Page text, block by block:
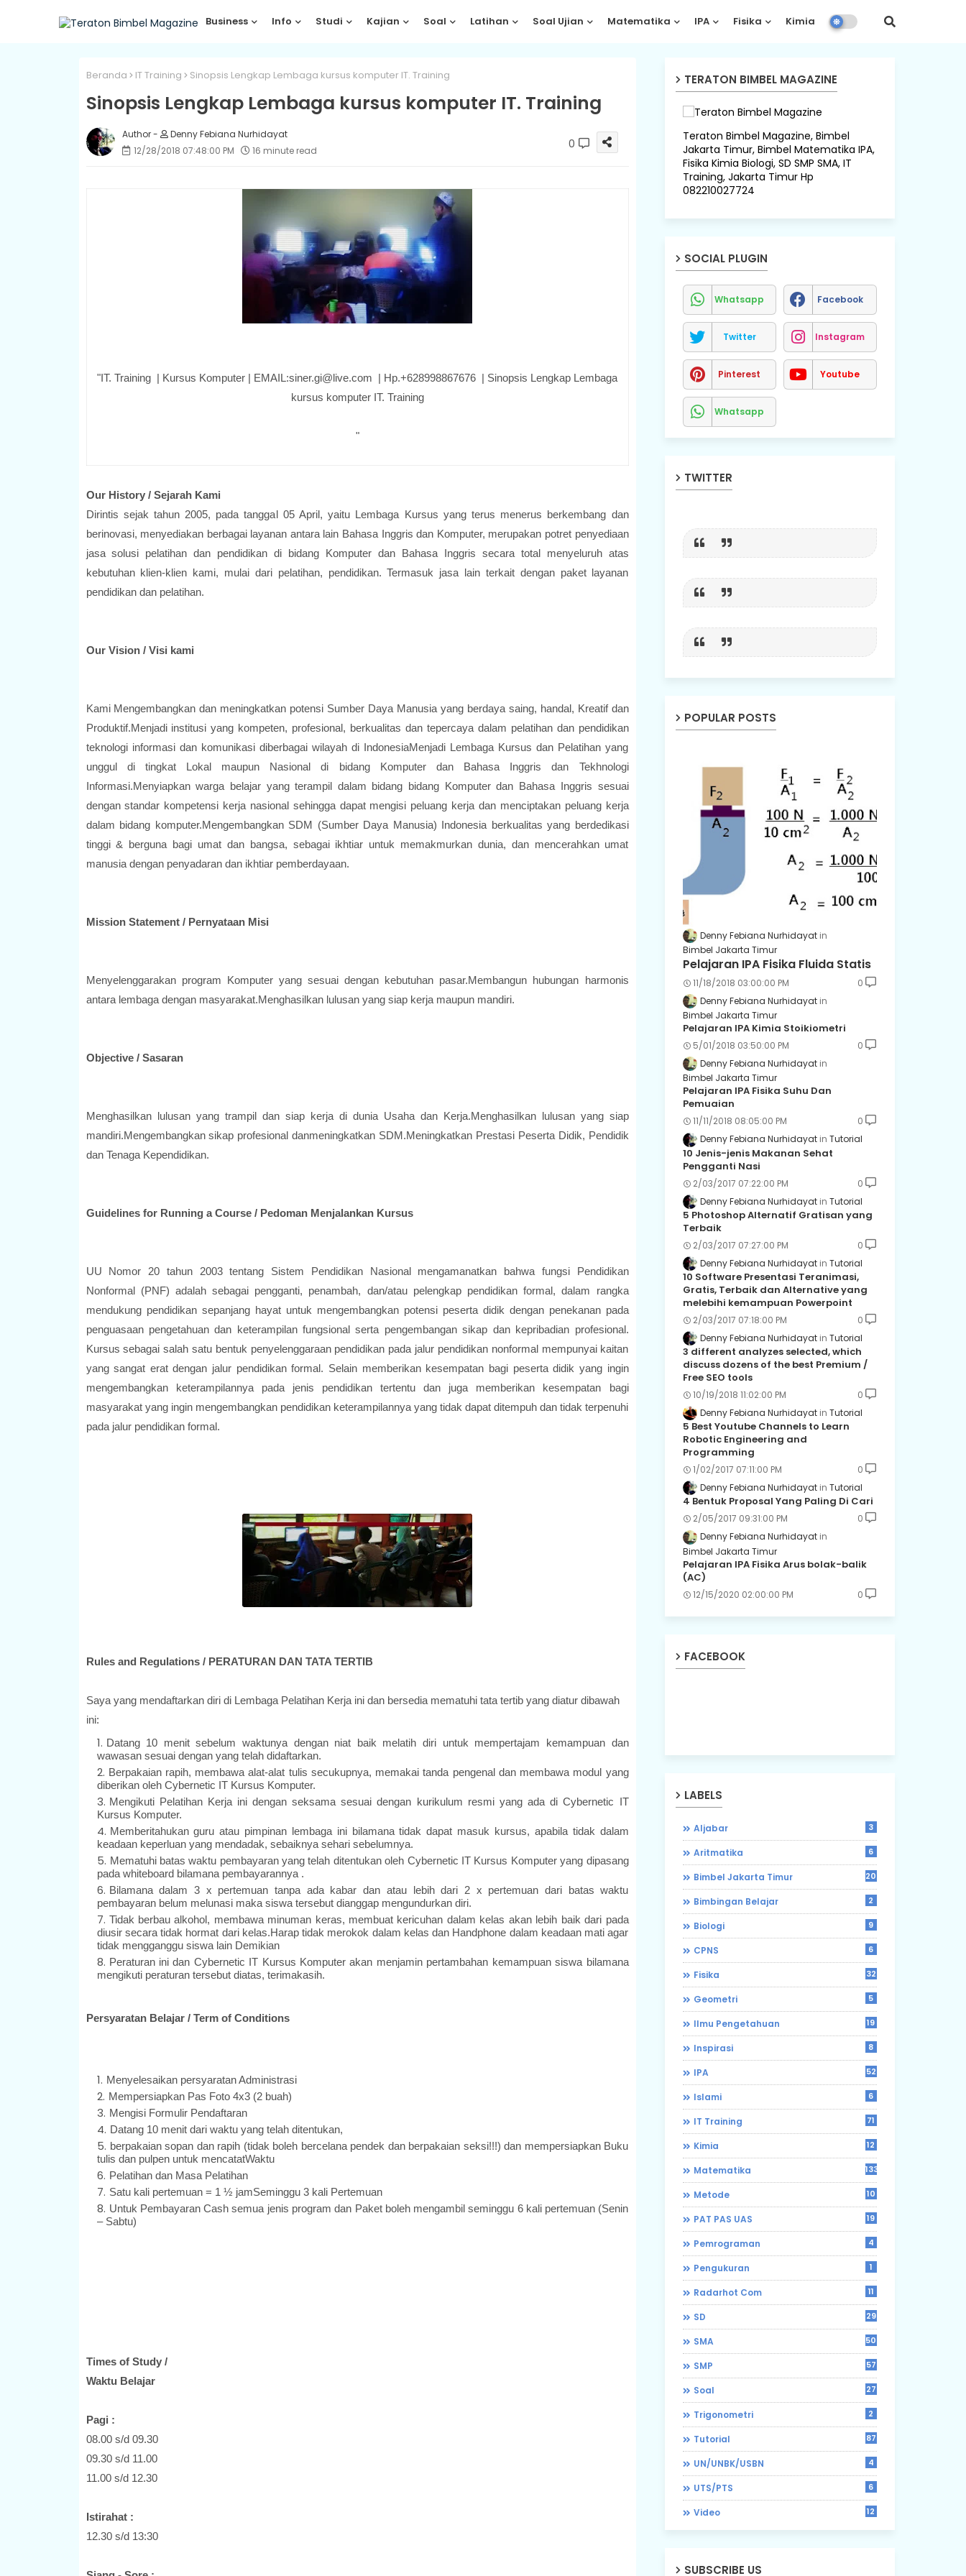
Business Info Studi Kajian Soal Latihan Soal Ujian Matematika IPA Fisika Kimia Biologi
Beranda IT Training Sinopsis Lengkap Lembaga kursus komputer IT. Training
Sinopsis Lengkap Lembaga kursus komputer IT. Training
Denny Febiana Nurhidayat
12/28/2018 07:48:00 PM
16 minute read 0
"IT. Training | Kursus Komputer | EMAIL:siner.gi@live.com | Hp.+628998867676 | Sinopsis Lengkap Lembaga
kursus komputer IT. Training
"
Our History / Sejarah Kami
Dirintis sejak tahun 2005, pada tanggal 05 April, yaitu Lembaga Kursus yang terus menerus berkembang dan
berinovasi, menyediakan berbagai layanan antara lain Bahasa Inggris dan Komputer, merupakan potret penyediaan
jasa solusi pelatihan dan pendidikan di bidang Komputer dan Bahasa Inggris secara total menyeluruh atas
kebutuhan klien-klien kami, mulai dari pelatihan, pendidikan. Termasuk jasa lain terkait dengan paket layanan
pendidikan dan pelatihan.
Our Vision / Visi kami
Kami Mengembangkan dan meningkatkan potensi Sumber Daya Manusia yang berdaya saing, handal, Kreatif dan
Produktif.Menjadi institusi yang kompeten, profesional, berkualitas dan tepercaya dalam pelatihan dan pendidikan
teknologi informasi dan komunikasi diberbagai wilayah di IndonesiaMenjadi Lembaga Kursus dan Pelatihan yang
unggul di tingkat Lokal maupun Nasional di bidang Komputer dan Bahasa Inggris dan Tekhnologi
Informasi.Menyiapkan warga belajar yang terampil dalam bidang bidang Komputer dan Bahasa Inggris sesuai
dengan standar kompetensi kerja nasional sehingga dapat mengisi peluang kerja dan menciptakan peluang kerja
dalam bidang komputer.Mengembangkan SDM (Sumber Daya Manusia) Indonesia berkualitas yang berdedikasi
tinggi & berguna bagi umat dan bangsa, sebagai ikhtiar untuk memakmurkan dunia, dan mencerahkan umat
manusia dengan penyadaran dan ikhtiar pemberdayaan.
Mission Statement / Pernyataan Misi
Menyelenggarakan program Komputer yang sesuai dengan kebutuhan pasar.Membangun hubungan harmonis
antara lembaga dengan masyarakat.Menghasilkan lulusan yang siap kerja maupun mandiri.
Objective / Sasaran
Menghasilkan lulusan yang trampil dan siap kerja di dunia Usaha dan Kerja.Menghasilkan lulusan yang siap
mandiri.Mengembangkan sikap profesional danmeningkatkan SDM.Meningkatkan Prestasi Peserta Didik, Pendidik
dan Tenaga Kependidikan.
Guidelines for Running a Course / Pedoman Menjalankan Kursus
UU Nomor 20 tahun 2003 tentang Sistem Pendidikan Nasional mengamanatkan bahwa fungsi Pendidikan
Nonformal (PNF) adalah sebagai pengganti, penambah, dan/atau pelengkap pendidikan formal, dalam rangka
mendukung pendidikan sepanjang hayat untuk mengembangkan potensi peserta didik dengan penekanan pada
penguasaan pengetahuan dan keterampilan fungsional serta pengembangan sikap dan kepribadian profesional.
Kursus sebagai salah satu bentuk penyelenggaraan pendidikan pada jalur pendidikan nonformal mempunyai kaitan
yang sangat erat dengan jalur pendidikan formal. Selain memberikan kesempatan bagi peserta didik yang ingin
mengembangkan keterampilannya pada jenis pendidikan tertentu dan juga memberikan kesempatan bagi
masyarakat yang ingin mengembangkan pendidikan keterampilannya yang tidak dapat ditempuh dan tidak terpenuhi
pada jalur pendidikan formal.
Rules and Regulations / PERATURAN DAN TATA TERTIB
Saya yang mendaftarkan diri di Lembaga Pelatihan Kerja ini dan bersedia mematuhi tata tertib yang diatur dibawah
ini:
Datang 10 menit sebelum waktunya dengan niat baik melatih diri untuk mempertajam kemampuan dan
wawasan sesuai dengan yang telah didaftarkan.
Berpakaian rapih, membawa alat-alat tulis secukupnya, memakai tanda pengenal dan membawa modul yang
diberikan oleh Cybernetic IT Kursus Komputer.
Mengikuti Pelatihan Kerja ini dengan seksama sesuai dengan kurikulum resmi yang ada di Cybernetic IT
Kursus Komputer.
Memberitahukan guru atau pimpinan lembaga ini bilamana tidak dapat masuk kursus, apabila tidak dalam
keadaan keperluan yang mendadak, sebaiknya sehari sebelumnya.
Mematuhi batas waktu pembayaran yang telah ditentukan oleh Cybernetic IT Kursus Komputer yang dipasang
pada whiteboard bilamana pembayarannya .
Bilamana dalam 3 x pertemuan tanpa ada kabar dan atau lebih dari 2 x pertemuan dari batas waktu
pembayaran belum melunasi maka siswa tersebut dianggap mengundurkan diri.
Tidak berbau alkohol, membawa minuman keras, membuat kericuhan dalam kelas akan lebih baik dari pada
diusir secara tidak hormat dari kelas.Harap tidak merokok dalam kelas dan Handphone dalam keadaan mati agar
tidak mengganggu siswa lain Demikian
Peraturan ini dan Cybernetic IT Kursus Komputer akan menjamin pertambahan kemampuan siswa bilamana
mengikuti peraturan tersebut diatas, terimakasih.
Persyaratan Belajar / Term of Conditions
Menyelesaikan persyaratan Administrasi
Mempersiapkan Pas Foto 4x3 (2 buah)
Mengisi Formulir Pendaftaran
Datang 10 menit dari waktu yang telah ditentukan,
berpakaian sopan dan rapih (tidak boleh bercelana pendek dan berpakaian seksi!!!) dan mempersiapkan Buku
tulis dan pulpen untuk mencatatWaktu
Pelatihan dan Masa Pelatihan
Satu kali pertemuan = 1 ½ jamSeminggu 3 kali Pertemuan
Untuk Pembayaran Cash semua jenis program dan Paket boleh mengambil seminggu 6 kali pertemuan (Senin
– Sabtu)
Times of Study /
Waktu Belajar
Pagi :
08.00 s/d 09.30
09.30 s/d 11.00
11.00 s/d 12.30
Istirahat :
12.30 s/d 13:30
TERATON BIMBEL MAGAZINE
Teraton Bimbel Magazine, Bimbel
Jakarta Timur, Bimbel Matematika IPA,
Fisika Kimia Biologi, SD SMP SMA, IT
Training, Jakarta Timur Hp
082210027724
SOCIAL PLUGIN
Whatsapp Facebook
Twitter Instagram
Pinterest Youtube
Whatsapp
TWITTER
POPULAR POSTS
Denny Febiana Nurhidayat
Bimbel Jakarta Timur
Pelajaran IPA Fisika Fluida Statis
11/18/2018 03:00:00 PM
0
Denny Febiana Nurhidayat
Bimbel Jakarta Timur
Pelajaran IPA Kimia Stoikiometri
5/01/2018 03:50:00 PM
0
Denny Febiana Nurhidayat
Bimbel Jakarta Timur
Pelajaran IPA Fisika Suhu Dan
Pemuaian
11/11/2018 08:05:00 PM
0
Denny Febiana Nurhidayat
Tutorial
10 Jenis-jenis Makanan Sehat
Pengganti Nasi
2/03/2017 07:22:00 PM
0
Denny Febiana Nurhidayat
Tutorial
5 Photoshop Alternatif Gratisan yang
Terbaik
2/03/2017 07:27:00 PM
0
Denny Febiana Nurhidayat
Tutorial
10 Software Presentasi Teranimasi,
Gratis, Terbaik dan Alternative yang
melebihi kemampuan Powerpoint
2/03/2017 07:18:00 PM
0
Denny Febiana Nurhidayat
Tutorial
3 different analyzes selected, which
discuss dozens of the best Premium /
Free SEO tools
10/19/2018 11:02:00 PM
0
Denny Febiana Nurhidayat
Tutorial
5 Best Youtube Channels to Learn
Robotic Engineering and
Programming
1/02/2017 07:11:00 PM
0
Denny Febiana Nurhidayat
Tutorial
4 Bentuk Proposal Yang Paling Di Cari
2/05/2017 09:31:00 PM
0
Denny Febiana Nurhidayat
Bimbel Jakarta Timur
Pelajaran IPA Fisika Arus bolak-balik
(AC)
12/15/2020 02:00:00 PM 0
FACEBOOK
LABELS
Aljabar 3
Aritmatika 6
Bimbel Jakarta Timur 203
Bimbingan Belajar 2
Biologi 9
CPNS 6
Fisika 32
Geometri 5
Ilmu Pengetahuan 19
Inspirasi 8
IPA 52
Islami 6
IT Training 71
Kimia 12
Matematika 133
Metode 10
PAT PAS UAS 19
Pemrograman 4
Pengukuran 1
Radarhot Com 11
SD 29
SMA 50
SMP 57
Soal 27
Trigonometri 2
Tutorial 87
UN/UNBK/USBN 4
UTS/PTS 6
Video 12
SUBSCRIBE US